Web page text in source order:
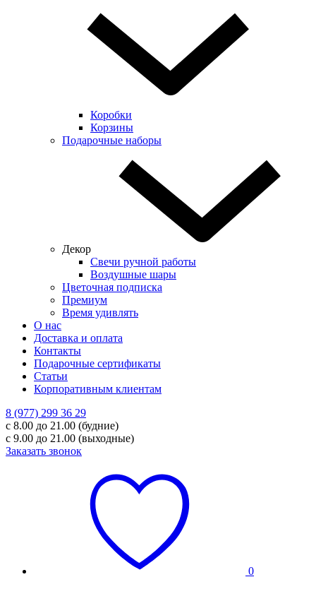
Коробки
Корзины
Подарочные наборы
Декор
Свечи ручной работы
Воздушные шары
Цветочная подписка
Премиум
Время удивлять
О нас
Доставка и оплата
Контакты
Подарочные сертификаты
Статьи
Корпоративным клиентам
8 (977) 299 36 29
с 8.00 до 21.00 (будние)
с 9.00 до 21.00 (выходные)
Заказать звонок
0